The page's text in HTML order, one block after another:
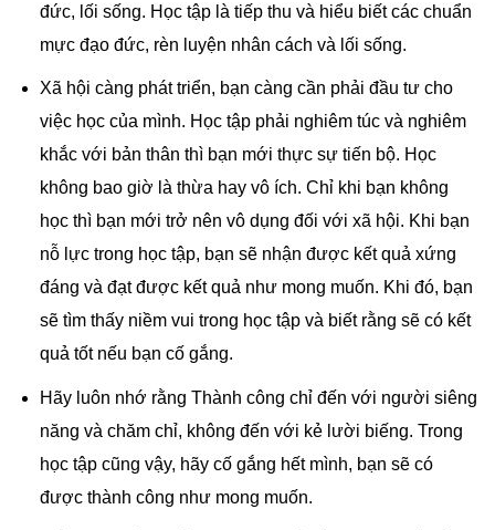
đức, lối sống. Học tập là tiếp thu và hiểu biết các chuẩn
mực đạo đức, rèn luyện nhân cách và lối sống.
Xã hội càng phát triển, bạn càng cần phải đầu tư cho
việc học của mình. Học tập phải nghiêm túc và nghiêm
khắc với bản thân thì bạn mới thực sự tiến bộ. Học
không bao giờ là thừa hay vô ích. Chỉ khi bạn không
học thì bạn mới trở nên vô dụng đối với xã hội. Khi bạn
nỗ lực trong học tập, bạn sẽ nhận được kết quả xứng
đáng và đạt được kết quả như mong muốn. Khi đó, bạn
sẽ tìm thấy niềm vui trong học tập và biết rằng sẽ có kết
quả tốt nếu bạn cố gắng.
Hãy luôn nhớ rằng Thành công chỉ đến với người siêng
năng và chăm chỉ, không đến với kẻ lười biếng. Trong
học tập cũng vậy, hãy cố gắng hết mình, bạn sẽ có
được thành công như mong muốn.